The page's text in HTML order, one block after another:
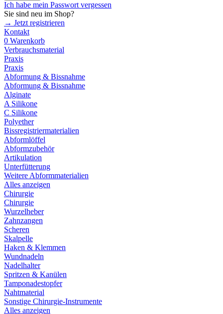
Ich habe mein Passwort vergessen
Sie sind neu im Shop?
→ Jetzt registrieren
Kontakt
0 Warenkorb
Verbrauchsmaterial
Praxis
Praxis
Abformung & Bissnahme
Abformung & Bissnahme
Alginate
A Silikone
C Silikone
Polyether
Bissregistriermaterialien
Abformlöffel
Abformzubehör
Artikulation
Unterfütterung
Weitere Abformmaterialien
Alles anzeigen
Chirurgie
Chirurgie
Wurzelheber
Zahnzangen
Scheren
Skalpelle
Haken & Klemmen
Wundnadeln
Nadelhalter
Spritzen & Kanülen
Tamponadestopfer
Nahtmaterial
Sonstige Chirurgie-Instrumente
Alles anzeigen